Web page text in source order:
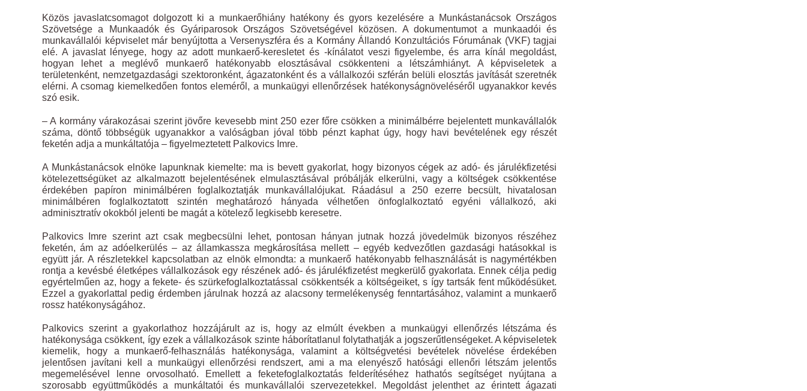
Közös javaslatcsomagot dolgozott ki a munkaerőhiány hatékony és gyors kezelésére a Munkástanácsok Országos
Szövetsége a Munkaadók és Gyáriparosok Országos Szövetségével közösen. A dokumentumot a munkaadói és
munkavállalói képviselet már benyújtotta a Versenyszféra és a Kormány Állandó Konzultációs Fórumának (VKF) tagjai
elé. A javaslat lényege, hogy az adott munkaerő-keresletet és -kínálatot veszi figyelembe, és arra kínál megoldást,
hogyan lehet a meglévő munkaerő hatékonyabb elosztásával csökkenteni a létszámhiányt. A képviseletek a
területenként, nemzetgazdasági szektoronként, ágazatonként és a vállalkozói szférán belüli elosztás javítását szeretnék
elérni. A csomag kiemelkedően fontos eleméről, a munkaügyi ellenőrzések hatékonyságnöveléséről ugyanakkor kevés
szó esik.
– A kormány várakozásai szerint jövőre kevesebb mint 250 ezer főre csökken a minimálbérre bejelentett munkavállalók
száma, döntő többségük ugyanakkor a valóságban jóval több pénzt kaphat úgy, hogy havi bevételének egy részét
feketén adja a munkáltatója – figyelmeztetett Palkovics Imre.
A Munkástanácsok elnöke lapunknak kiemelte: ma is bevett gyakorlat, hogy bizonyos cégek az adó- és járulékfizetési
kötelezettségüket az alkalmazott bejelentésének elmulasztásával próbálják elkerülni, vagy a költségek csökkentése
érdekében papíron minimálbéren foglalkoztatják munkavállalójukat. Ráadásul a 250 ezerre becsült, hivatalosan
minimálbéren foglalkoztatott szintén meghatározó hányada vélhetően önfoglalkoztató egyéni vállalkozó, aki
adminisztratív okokból jelenti be magát a kötelező legkisebb keresetre.
Palkovics Imre szerint azt csak megbecsülni lehet, pontosan hányan jutnak hozzá jövedelmük bizonyos részéhez
feketén, ám az adóelkerülés – az államkassza megkárosítása mellett – egyéb kedvezőtlen gazdasági hatásokkal is
együtt jár. A részletekkel kapcsolatban az elnök elmondta: a munkaerő hatékonyabb felhasználását is nagymértékben
rontja a kevésbé életképes vállalkozások egy részének adó- és járulékfizetést megkerülő gyakorlata. Ennek célja pedig
egyértelműen az, hogy a fekete- és szürkefoglalkoztatással csökkentsék a költségeiket, s így tartsák fent működésüket.
Ezzel a gyakorlattal pedig érdemben járulnak hozzá az alacsony termelékenység fenntartásához, valamint a munkaerő
rossz hatékonyságához.
Palkovics szerint a gyakorlathoz hozzájárult az is, hogy az elmúlt években a munkaügyi ellenőrzés létszáma és
hatékonysága csökkent, így ezek a vállalkozások szinte háborítatlanul folytathatják a jogszerűtlenségeket. A képviseletek
kiemelik, hogy a munkaerő-felhasználás hatékonysága, valamint a költségvetési bevételek növelése érdekében
jelentősen javítani kell a munkaügyi ellenőrzési rendszert, ami a ma elenyésző hatósági ellenőri létszám jelentős
megemelésével lenne orvosolható. Emellett a feketefoglalkoztatás felderítéséhez hathatós segítséget nyújtana a
szorosabb együttműködés a munkáltatói és munkavállalói szervezetekkel. Megoldást jelenthet az érintett ágazati